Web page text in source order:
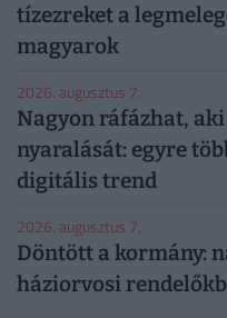
tízezreket a
magyarok
2026. augusztus 7.
Nagyon ráfázhat,
nyaralását: egyre
digitális trend
2026. augusztus 7.
Döntött a kormány:
háziorvosi